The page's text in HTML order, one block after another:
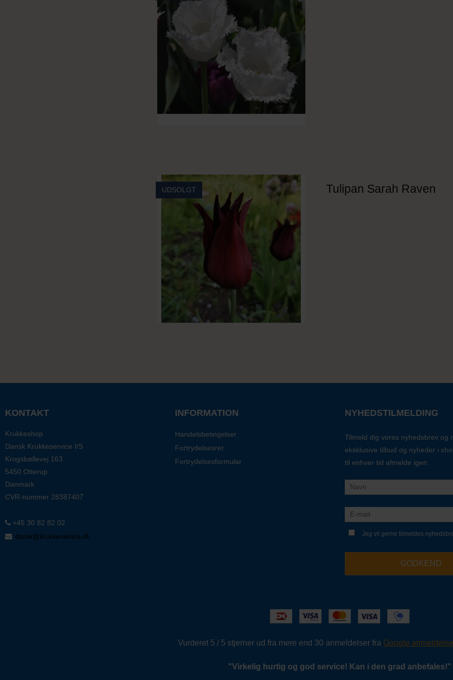
UDSOLGT Tulipan Sarah Raven
KONTAKT
Krukkeshop
Dansk Krukkeservice I/S
Krogsbøllevej 163
5450 Otterup
Danmark
CVR-nummer 28387407
+45 30 82 82 02
INFORMATION
Handelsbetingelser
Fortrydelsesret
Fortrydelsesformular
NYHEDSTILMELDING
Tilmeld dig vores nyhedsbrev og
eksklusive tilbud og nyheder i
til enhver tid afmelde igen.
Jeg vil gerne tilmeldes
GODKEND
Vurderet 5 / 5 stjerner ud fra mere end 30 anmeldelser fra Google
"Virkelig hurtig og god service! Kan i den grad anbefales!"